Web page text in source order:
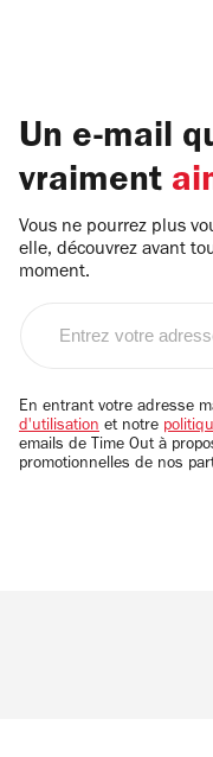
Un e-mail
vraiment
Vous ne pourrez plus
elle, découvrez avant
moment.
email
En entrant votre adresse
d'utilisation et notre
emails de Time Out à
promotionnelles de nos